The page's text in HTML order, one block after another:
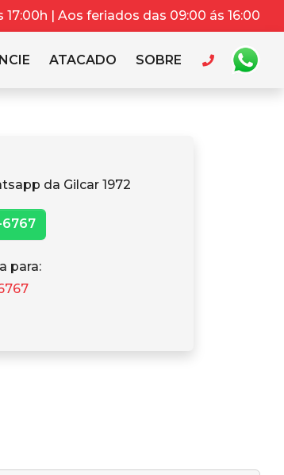
| Aos feriados das 09:00 ás 16:00
ATACADO SOBRE
da Gilcar 1972
6767
para: